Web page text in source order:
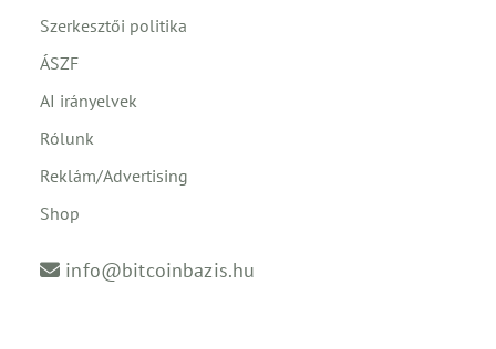
Szerkesztői politika
ÁSZF
AI irányelvek
Rólunk
Reklám/Advertising
Shop
info@bitcoinbazis.hu